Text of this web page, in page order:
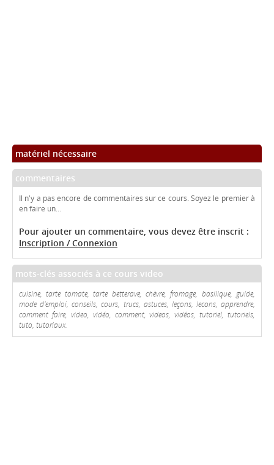
matériel nécessaire
commentaires
Il n'y a pas encore de commentaires sur ce cours. Soyez le premier à
en faire un...
Pour ajouter un commentaire, vous devez être inscrit :
Inscription / Connexion
mots-clés associés à ce cours video
cuisine, tarte tomate, tarte betterave, chèvre, fromage, basilique, guide,
mode d'emploi, conseils, cours, trucs, astuces, leçons, lecons, apprendre,
comment faire, video, vidéo, comment, videos, vidéos, tutoriel, tutoriels,
tuto, tutoriaux.